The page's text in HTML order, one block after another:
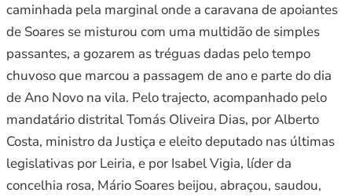
caminhada pela marginal onde a caravana de apoiantes
de Soares se misturou com uma multidão de simples
passantes, a gozarem as tréguas dadas pelo tempo
chuvoso que marcou a passagem de ano e parte do dia
de Ano Novo na vila. Pelo trajecto, acompanhado pelo
mandatário distrital Tomás Oliveira Dias, por Alberto
Costa, ministro da Justiça e eleito deputado nas últimas
legislativas por Leiria, e por Isabel Vigia, líder da
concelhia rosa, Mário Soares beijou, abraçou, saudou,